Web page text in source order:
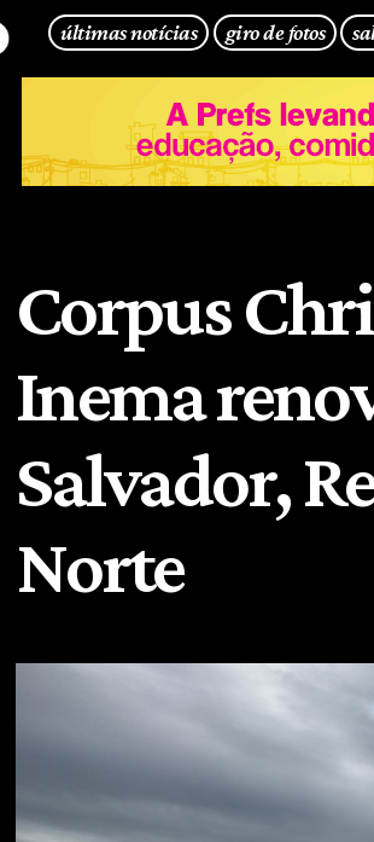
últimas notícias giro de fotos
Corpus
Inema
Salvador,
Norte